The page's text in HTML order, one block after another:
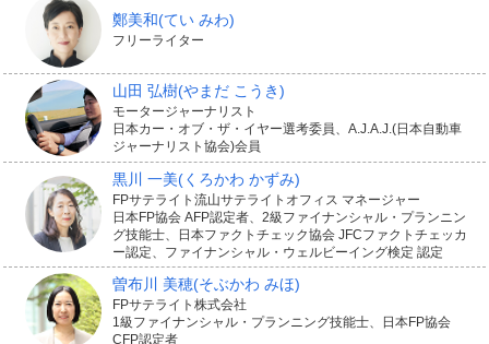
鄭美和(てい みわ)
フリーライター
山田 弘樹(やまだ こうき)
モータージャーナリスト
日本カー・オブ・ザ・イヤー選考委員、A.J.A.J.(日本自動車
ジャーナリスト協会)会員
黒川 一美(くろかわ かずみ)
FPサテライト流山サテライトオフィス マネージャー
日本FP協会 AFP認定者、2級ファイナンシャル・プランニン
グ技能士、日本ファクトチェック協会 JFCファクトチェッカ
ー認定、ファイナンシャル・ウェルビーイング検定 認定
曽布川 美穂(そぶかわ みほ)
FPサテライト株式会社
1級ファイナンシャル・プランニング技能士、日本FP協会
CFP認定者